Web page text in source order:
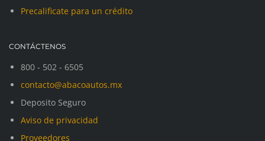
Precalificate para un crédito
CONTÁCTENOS
800 - 502 - 6505
contacto@abacoautos.mx
Deposito Seguro
Aviso de privacidad
Proveedores